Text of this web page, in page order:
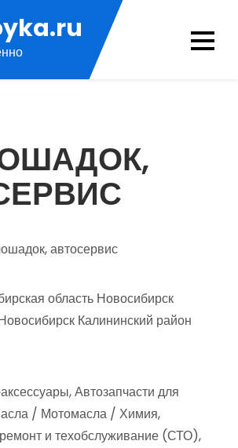
автосервис
область Новосибирск
Калининский район
Автозапчасти для
/ Мотомасла / Химия,
и техобслуживание (СТО),